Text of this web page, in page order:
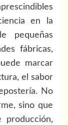
en la
pequeñas
fábricas,
marcar
el sabor
No
sino que
producción,